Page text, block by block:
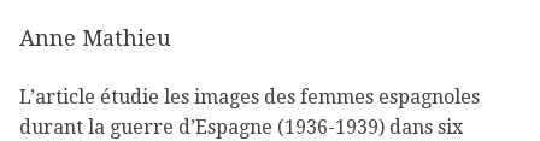
Anne Mathieu
L’article étudie les images des femmes espagnoles
durant la guerre d’Espagne (1936-1939) dans six